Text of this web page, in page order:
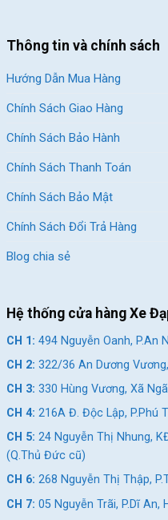
Thông tin và chính sách
Hướng Dẫn Mua Hàng
Chính Sách Giao Hàng
Chính Sách Bảo Hành
Chính Sách Thanh Toán
Chính Sách Bảo Mật
Chính Sách Đổi Trả Hàng
Blog chia sẻ
Hệ thống cửa hàng Xe
CH 1: 494 Nguyễn Oanh, P.An
CH 2: 322/36 An Dương
CH 3: 330 Hùng Vương, Xã
CH 4: 216A Đ. Độc Lập, P.Phú
CH 5: 24 Nguyễn Thị Nhung,
(Q.Thủ Đức cũ)
CH 6: 268 Nguyễn Thị Thập,
CH 7: 05 Nguyễn Trãi, P.Dĩ An,